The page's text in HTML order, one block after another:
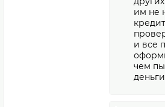
им не
и все
чем